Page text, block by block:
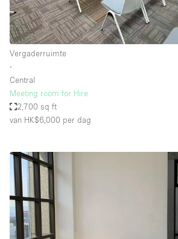
Vergaderruimte
∙
Central
Meeting room for Hire
2,700 sq ft
van HK$6,000 per dag